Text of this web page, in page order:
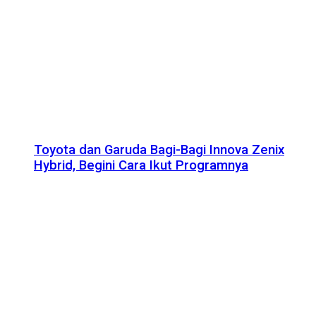
Toyota dan Garuda Bagi-Bagi Innova Zenix
Hybrid, Begini Cara Ikut Programnya